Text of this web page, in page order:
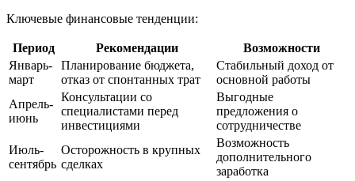
Ключевые финансовые тенденции:
Период Рекомендации
Возможности
Январь-
март
Планирование бюджета,
отказ от спонтанных трат
Стабильный доход от
основной работы
Апрель-
июнь
Консультации со
специалистами перед
инвестициями
Выгодные
предложения о
сотрудничестве
Июль-
сентябрь
Осторожность в крупных
сделках
Возможность
дополнительного
заработка